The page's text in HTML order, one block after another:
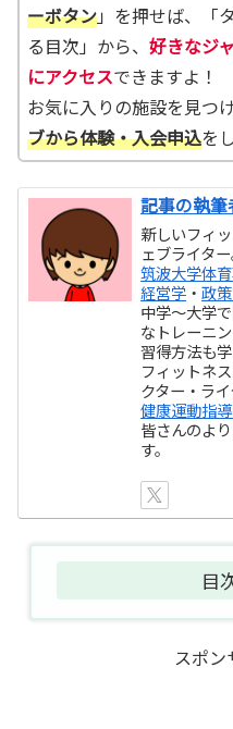
ーボタン」を押せば、「
る目次」から、 好きなジ
にアクセスできますよ！
お気に入りの施設を見つ
ブから体験・入会申込を
記事の執筆
新しいフィ
ェブライター
筑波大学体
経営学 ・政
中学～大学
なトレーニ
習得方法も学
フィットネ
クター・ライ
健康運動指
皆さんのよ
す。
目
スポン